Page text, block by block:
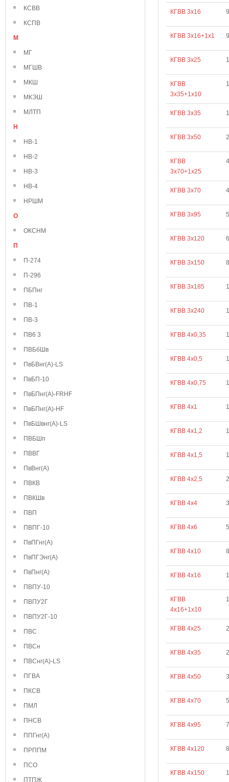
КСВВ
КСПВ
М
МГ
МГШВ
МКШ
МКЭШ
МЛТП
Н
НВ-1
НВ-2
НВ-3
НВ-4
НРШМ
О
ОКСНМ
П
П-274
П-296
ПБПнг
ПВ-1
ПВ-3
ПВ6 3
ПВБбШв
ПвБВнг(А)-LS
ПвБП-10
ПвБПнг(А)-FRHF
ПвБПнг(А)-HF
ПвБШвнг(А)-LS
ПВБШп
ПВВГ
ПвВнг(А)
ПВКВ
ПВКШв
ПВП
ПВПГ-10
ПвПГнг(А)
ПвПГЭнг(А)
ПвПнг(А)
ПВПУ-10
ПВПУ2Г
ПВПУ2Г-10
ПВС
ПВСн
ПВСнг(А)-LS
ПГВА
ПКСВ
ПМЛ
ПНСВ
ППГнг(А)
ПРППМ
ПСО
ПТПЖ
КГВВ 3х16
КГВВ 3х16+1х1
КГВВ 3х25
КГВВ
3х35+1х10
КГВВ 3х35
КГВВ 3х50
КГВВ
3х70+1х25
КГВВ 3х70
КГВВ 3х95
КГВВ 3х120
КГВВ 3х150
КГВВ 3х185
КГВВ 3х240
КГВВ 4х0,35
КГВВ 4х0,5
КГВВ 4х0,75
КГВВ 4х1
КГВВ 4х1,2
КГВВ 4х1,5
КГВВ 4х2,5
КГВВ 4х4
КГВВ 4х6
КГВВ 4х10
КГВВ 4х16
КГВВ
4х16+1х10
КГВВ 4х25
КГВВ 4х35
КГВВ 4х50
КГВВ 4х70
КГВВ 4х95
КГВВ 4х120
КГВВ 4х150